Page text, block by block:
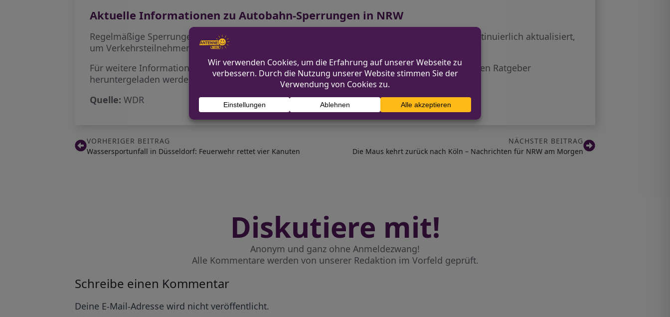
Aktuelle Informationen zu Autobahn-Sperrungen in NRW
Regelmäßige Sperrungen in und um NRW betreffen viele Autobahnen. Die Situation wird kontinuierlich aktualisiert,
um Verkehrsteilnehmenden rechtzeitig relevante Informationen zur Verfügung zu stellen.
Für weitere Informationen und Details zu seltenen Verkehrsschildern können die einschlägigen Ratgeber
heruntergeladen werden.
Quelle: WDR
VORHERIGER BEITRAG
Wassersportunfall in Düsseldorf: Feuerwehr rettet vier Kanuten
NÄCHSTER BEITRAG
Die Maus kehrt zurück nach Köln – Nachrichten für NRW am Morgen
Diskutiere mit!
Anonym und ganz ohne Anmeldezwang!
Alle Kommentare werden von unserer Redaktion im Vorfeld geprüft.
Schreibe einen Kommentar
Deine E-Mail-Adresse wird nicht veröffentlicht.